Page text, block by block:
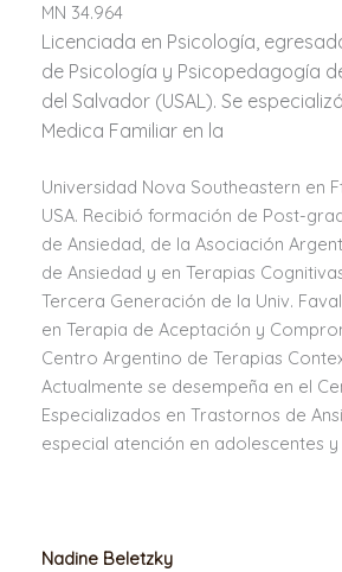
MN 34.964
Licenciada en Psicología,
de Psicología y Psicopedagogía
del Salvador (USAL). Se
Medica Familiar en la
Universidad Nova Southeastern en
USA. Recibió formación de Post-
de Ansiedad, de la Asociación
de Ansiedad y en Terapias
Tercera Generación de la Univ.
en Terapia de Aceptación y
Centro Argentino de Terapias
Actualmente se desempeña en el
Especializados en Trastornos de
especial atención en adolescentes
Nadine Beletzky